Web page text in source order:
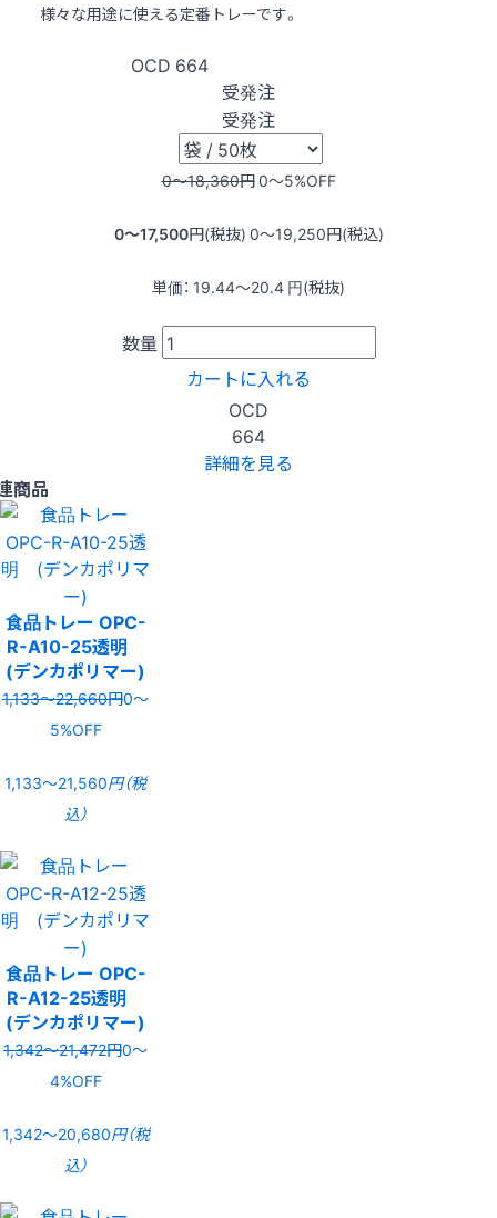
様々な用途に使える定番トレーです。
OCD 664
受発注
受発注
0〜18,360円0〜5%OFF
0〜17,500円(税抜) 0〜19,250円(税込)
単価： 19.44〜20.4 円(税抜)
数量
カートに入れる
OCD
664
詳細を見る
商品
食品トレー OPC-
R-A10-25透明
(デンカポリマー)
1,133〜22,660円0〜
5%OFF
1,133〜21,560円（税
込）
食品トレー OPC-
R-A12-25透明
(デンカポリマー)
1,342〜21,472円0〜
4%OFF
1,342〜20,680円（税
込）